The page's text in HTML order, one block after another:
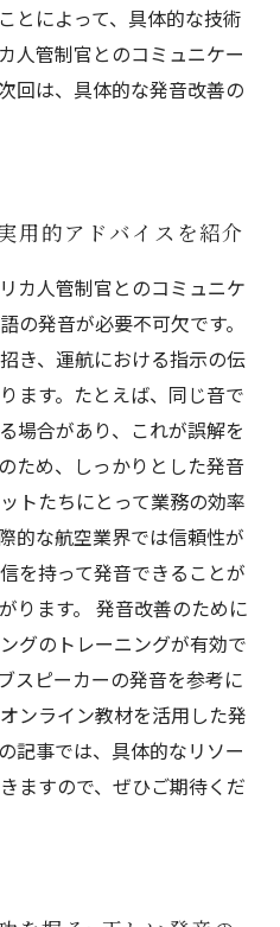
とによって、具体的な技術
人管制官とのコミュニケー
回は、具体的な発音改善の
用的アドバイスを紹介
カ人管制官とのコミュニケ
の発音が必要不可欠です。
き、運航における指示の伝
ます。たとえば、同じ音で
場合があり、これが誤解を
ため、しっかりとした発音
トたちにとって業務の効率
的な航空業界では信頼性が
を持って発音できることが
ります。 発音改善のために
グのトレーニングが有効で
スピーカーの発音を参考に
ンライン教材を活用した発
記事では、具体的なリソー
ますので、ぜひご期待くだ